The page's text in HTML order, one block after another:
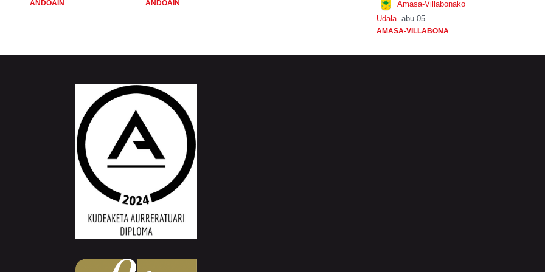
ANDOAIN ANDOAIN
Amasa-Villabonako
Udala abu 05
AMASA-VILLABONA